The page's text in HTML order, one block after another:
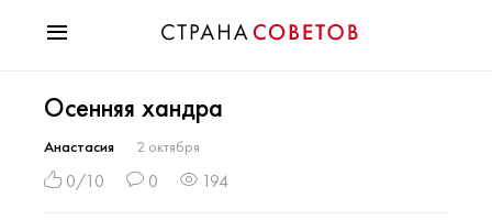
Мода
Звезды
Гороскопы
Осенняя хандра
Анастасия 2 октября
0/10 0 194